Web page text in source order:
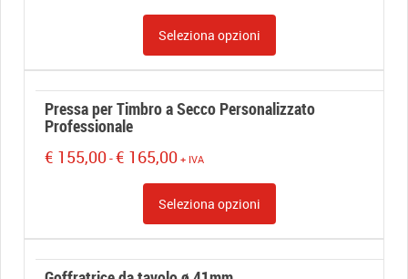
Seleziona opzioni
Pressa per Timbro a Secco Personalizzato
Professionale
€ 155,00-€ 165,00Fascia
da
€ 155,00
€ 165,00
+ IVA
Seleziona opzioni